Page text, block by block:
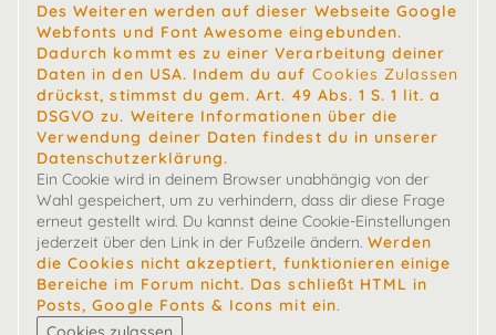
Des Weiteren werden auf dieser Webseite Google
Webfonts und Font Awesome eingebunden.
Dadurch kommt es zu einer Verarbeitung deiner
Daten in den USA. Indem du auf Cookies Zulassen
drückst, stimmst du gem. Art. 49 Abs. 1 S. 1 lit. a
DSGVO zu. Weitere Informationen über die
Verwendung deiner Daten findest du in unserer
Datenschutzerklärung.
Ein Cookie wird in deinem Browser unabhängig von der
Wahl gespeichert, um zu verhindern, dass dir diese Frage
erneut gestellt wird. Du kannst deine Cookie-Einstellungen
jederzeit über den Link in der Fußzeile ändern. Werden
die Cookies nicht akzeptiert, funktionieren einige
Bereiche im Forum nicht. Das schließt HTML in
Posts, Google Fonts & Icons mit ein.